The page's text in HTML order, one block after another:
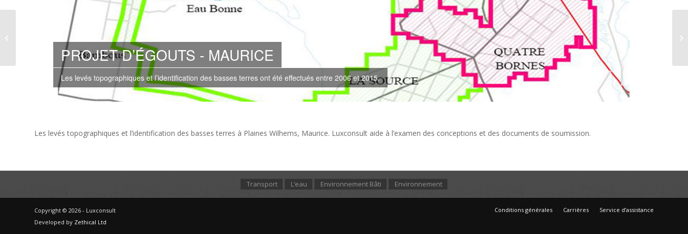
PROJET D’ÉGOUTS - MAURICE
Les levés topographiques et l’identification des basses terres ont été effectués entre 2006 et 2015.
Les levés topographiques et l’identification des basses terres à Plaines Wilhems, Maurice. Luxconsult aide à l’examen des conceptions et des documents de soumission.
Transport L’eau Environnement Bâti Environnement
Copyright © 2026 - Luxconsult
Developed by Zethical Ltd
Conditions générales Carrières Service d’assistance
Projet d’égouts Phase
III – Maurice